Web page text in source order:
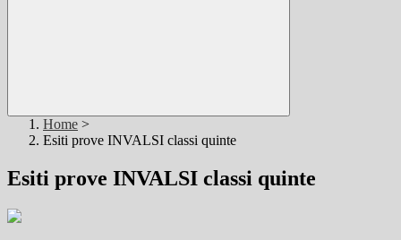
Home >
Esiti prove INVALSI classi quinte
Esiti prove INVALSI classi quinte